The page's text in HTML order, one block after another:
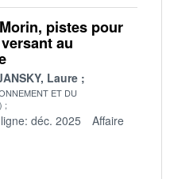
pistes pour
au
Laure
ET DU
déc. 2025
Affaire